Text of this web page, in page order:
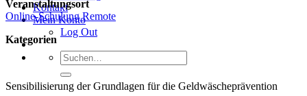
Kontakt
Mein Konto
Log Out
Suche
nach:
Veranstaltungsort
Online-Schulung Remote
Kategorien
Sensibilisierung der Grundlagen für die Geldwäscheprävention